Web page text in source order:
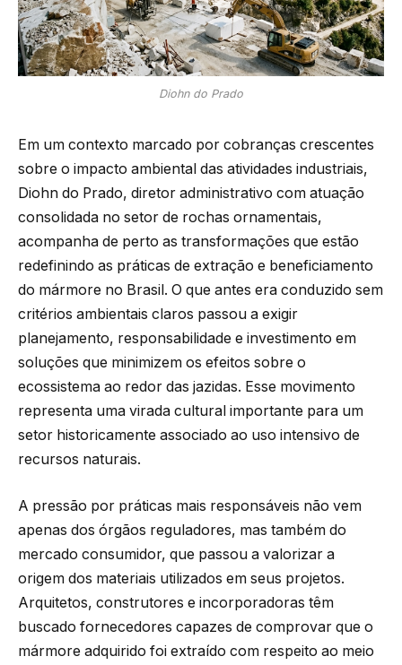
Diohn do Prado
Em um contexto marcado por cobranças crescentes
sobre o impacto ambiental das atividades industriais,
Diohn do Prado, diretor administrativo com atuação
consolidada no setor de rochas ornamentais,
acompanha de perto as transformações que estão
redefinindo as práticas de extração e beneficiamento
do mármore no Brasil. O que antes era conduzido sem
critérios ambientais claros passou a exigir
planejamento, responsabilidade e investimento em
soluções que minimizem os efeitos sobre o
ecossistema ao redor das jazidas. Esse movimento
representa uma virada cultural importante para um
setor historicamente associado ao uso intensivo de
recursos naturais.
A pressão por práticas mais responsáveis não vem
apenas dos órgãos reguladores, mas também do
mercado consumidor, que passou a valorizar a
origem dos materiais utilizados em seus projetos.
Arquitetos, construtores e incorporadoras têm
buscado fornecedores capazes de comprovar que o
mármore adquirido foi extraído com respeito ao meio